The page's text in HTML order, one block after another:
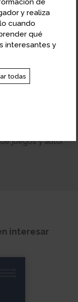
School of
juegos y autor
interesar
de
y realiza
cuando
qué
interesantes y
todas